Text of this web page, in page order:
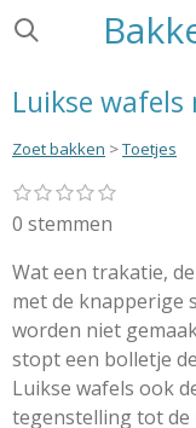
Ga
de
hoofdinhoud
Luikse wafels
Zoet bakken >Toetjes
R
a
i
n
g
:
0
1
s
t
r
2
t
r
r
e
n
3
t
r
r
e
n
4
t
r
r
e
n
5
t
r
r
e
n
S
m
m
e
n
0 stemmen
Wat een trakatie,
met de knapperige
worden niet
stopt een bolletje
Luikse wafels ook
tegenstelling tot de